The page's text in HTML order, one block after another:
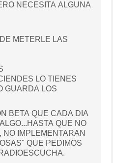
NECESITA ALGUNA
METERLE LAS
LO TIENES
GUARDA LOS
BETA QUE CADA DIA
QUE NO
IMPLEMENTARAN
QUE PEDIMOS